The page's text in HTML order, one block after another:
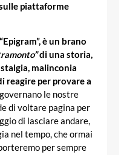
piattaforme
è un brano
di una storia,
malinconia
reagire per provare a
le nostre
di voltare pagina per
di lasciare andare,
nel tempo, che ormai
per sempre